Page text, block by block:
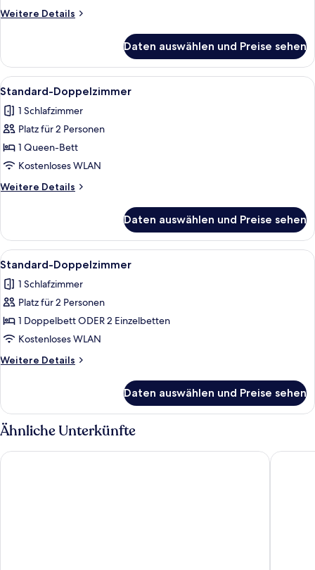
Weitere Details
Weitere
Einzelzimmer
Daten auswählen und Preise sehen
Alle
Fotos
für
Standard-
Doppelzimmer
anzeigen
Ein Hotelzimmer mit einem Bett,
4
Standard-Doppelzimmer
1 Schlafzimmer
Platz für 2 Personen
1 Queen-Bett
Kostenloses WLAN
Weitere Details
Weitere
Doppelzimmer
Daten auswählen und Preise sehen
Alle
Fotos
für
Standard-
Doppelzimmer
anzeigen
Ein Einzelbett mit weißer
4
Standard-Doppelzimmer
1 Schlafzimmer
Platz für 2 Personen
1 Doppelbett ODER 2 Einzelbetten
Kostenloses WLAN
Weitere Details
Weitere
Doppelzimmer
Daten auswählen und Preise sehen
Ähnliche Unterkünfte
Hotel zum Steinhof Villa